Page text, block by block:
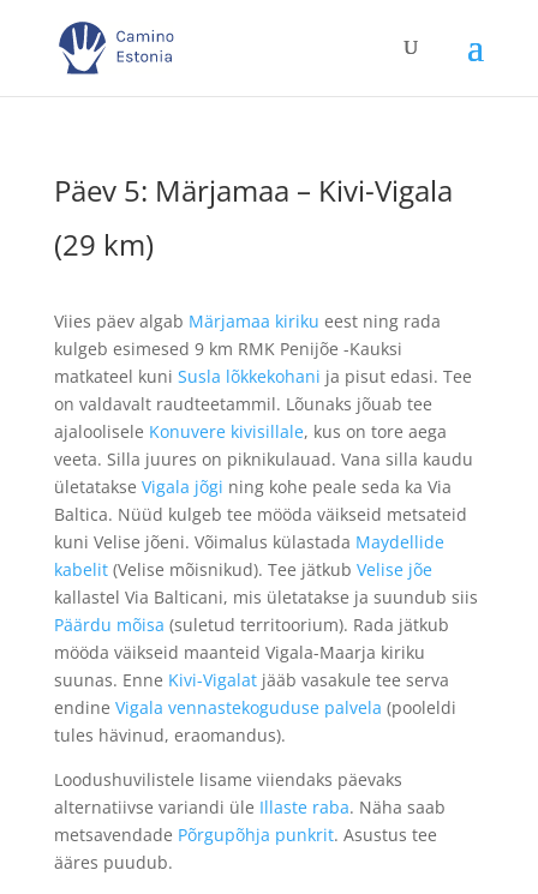
Päev 5: Märjamaa – Kivi-Vigala
(29 km)
Viies päev algab Märjamaa kiriku eest ning rada
kulgeb esimesed 9 km RMK Penijõe -Kauksi
matkateel kuni Susla lõkkekohani ja pisut edasi. Tee
on valdavalt raudteetammil. Lõunaks jõuab tee
ajaloolisele Konuvere kivisillale, kus on tore aega
veeta. Silla juures on piknikulauad. Vana silla kaudu
ületatakse Vigala jõgi ning kohe peale seda ka Via
Baltica. Nüüd kulgeb tee mööda väikseid metsateid
kuni Velise jõeni. Võimalus külastada Maydellide
kabelit(Velise mõisnikud). Tee jätkub Velise jõe
kallastel Via Balticani, mis ületatakse ja suundub siis
Päärdu mõisa (suletud territoorium). Rada jätkub
mööda väikseid maanteid Vigala-Maarja kiriku
suunas. Enne Kivi-Vigalatjääb vasakule tee serva
endine Vigala vennastekoguduse palvela (pooleldi
tules hävinud, eraomandus).
Loodushuvilistele lisame viiendaks päevaks
alternatiivse variandi üle Illaste raba. Näha saab
metsavendade Põrgupõhja punkrit. Asustus tee
ääres puudub.